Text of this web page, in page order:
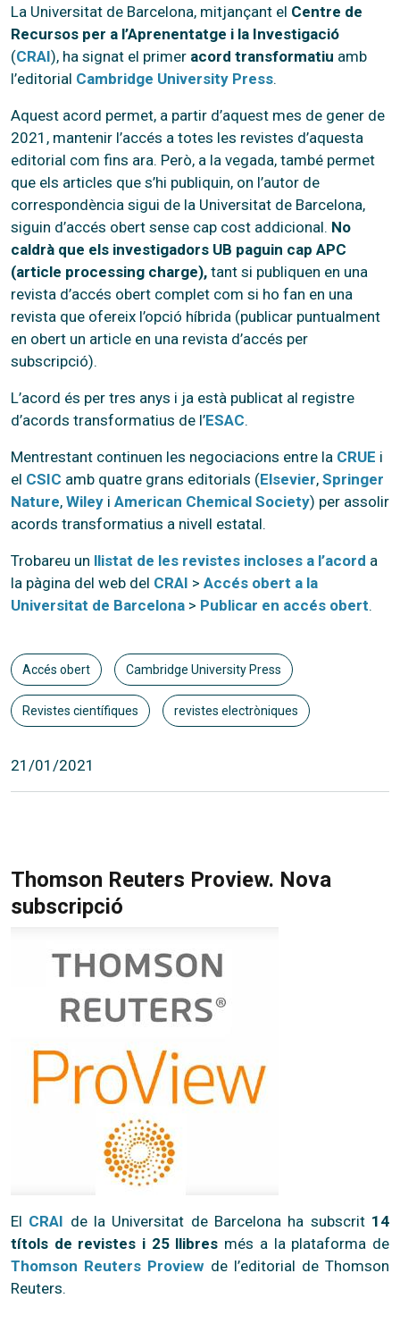
La Universitat de Barcelona, mitjançant el Centre de
Recursos per a l’Aprenentatge i la Investigació
(CRAI), ha signat el primer acord transformatiu amb
l’editorial Cambridge University Press.
Aquest acord permet, a partir d’aquest mes de gener de
2021, mantenir l’accés a totes les revistes d’aquesta
editorial com fins ara. Però, a la vegada, també permet
que els articles que s’hi publiquin, on l’autor de
correspondència sigui de la Universitat de Barcelona,
siguin d’accés obert sense cap cost addicional. No
caldrà que els investigadors UB paguin cap APC
(article processing charge), tant si publiquen en una
revista d’accés obert complet com si ho fan en una
revista que ofereix l’opció híbrida (publicar puntualment
en obert un article en una revista d’accés per
subscripció).
L’acord és per tres anys i ja està publicat al registre
d’acords transformatius de l’ESAC.
Mentrestant continuen les negociacions entre la CRUE i
el CSIC amb quatre grans editorials (Elsevier, Springer
Nature, Wiley i American Chemical Society) per assolir
acords transformatius a nivell estatal.
Trobareu un llistat de les revistes incloses a l’acord a
la pàgina del web del CRAI > Accés obert a la
Universitat de Barcelona > Publicar en accés obert.
Accés obert Cambridge University Press
Revistes científiques revistes electròniques
21/01/2021
Thomson Reuters Proview. Nova
subscripció
El CRAI de la Universitat de Barcelona ha subscrit 14
títols de revistes i 25 llibres més a la plataforma de
Thomson Reuters Proview de l’editorial de Thomson
Reuters.